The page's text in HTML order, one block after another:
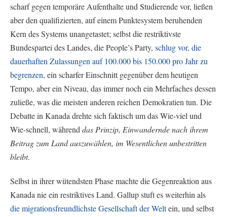
scharf gegen temporäre Aufenthalte und Studierende vor, ließen
aber den qualifizierten, auf einem Punktesystem beruhenden
Kern des Systems unangetastet; selbst die restriktivste
Bundespartei des Landes, die People’s Party, schlug vor, die
dauerhaften Zulassungen auf 100.000 bis 150.000 pro Jahr zu
begrenzen, ein scharfer Einschnitt gegenüber dem heutigen
Tempo, aber ein Niveau, das immer noch ein Mehrfaches dessen
zuließe, was die meisten anderen reichen Demokratien tun. Die
Debatte in Kanada drehte sich faktisch um das Wie-viel und
Wie-schnell, während das Prinzip, Einwandernde nach ihrem
Beitrag zum Land auszuwählen, im Wesentlichen unbestritten
bleibt.
Selbst in ihrer wütendsten Phase machte die Gegenreaktion aus
Kanada nie ein restriktives Land. Gallup stuft es weiterhin als
die migrationsfreundlichste Gesellschaft der Weltein, und selbst